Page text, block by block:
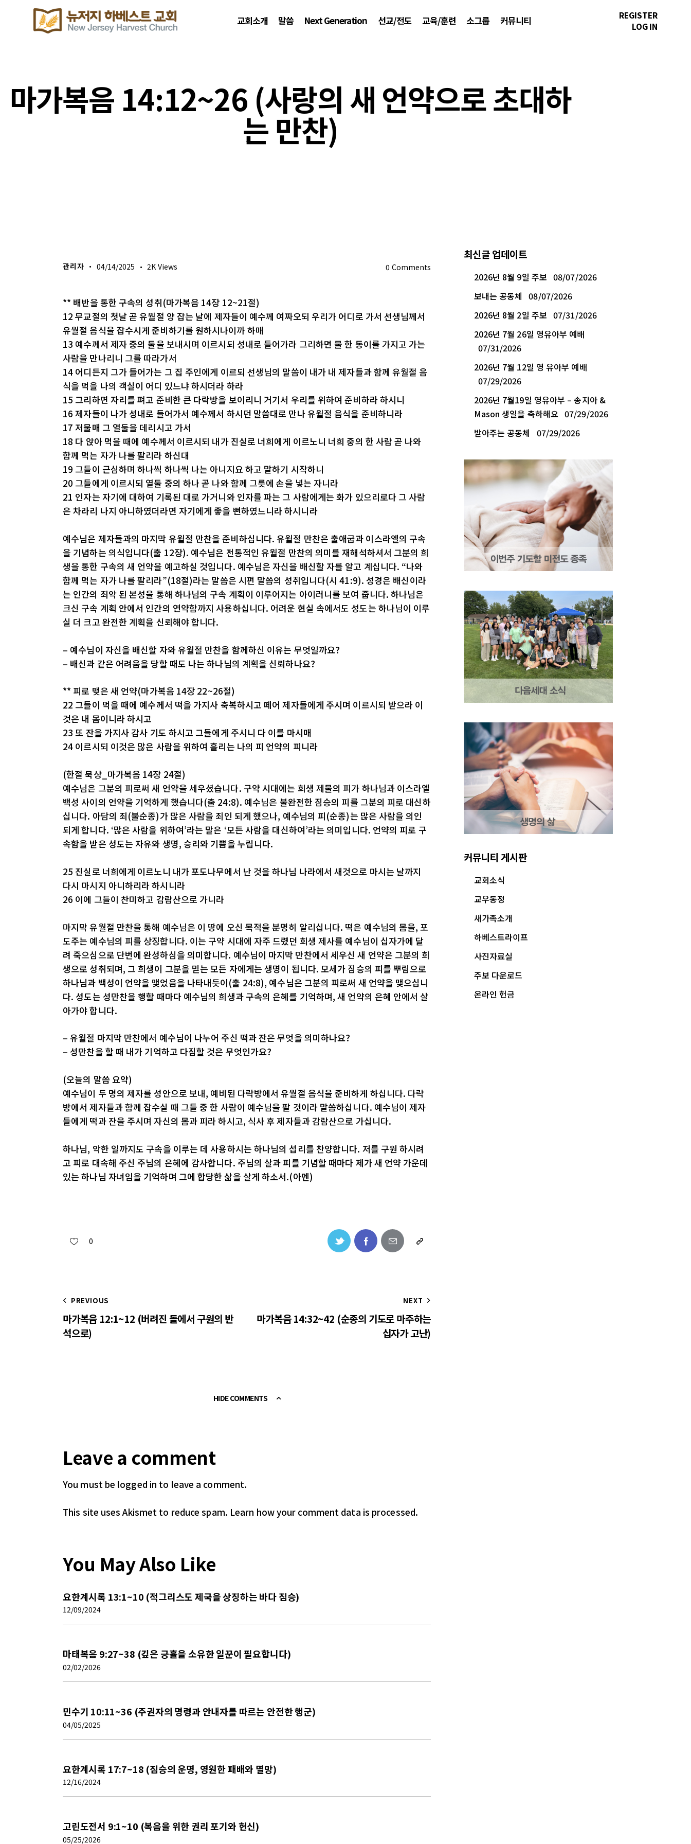
교회소개 말씀 Next Generation 선교/전도 교육/훈련 소그룹 커뮤니티
REGISTER
LOG IN
마가복음 14:12~26 (사랑의 새 언약으로 초대하
는 만찬)
관리자 04/14/2025 2K Views 0 Comments
** 배반을 통한 구속의 성취(마가복음 14장 12~21절)
12 무교절의 첫날 곧 유월절 양 잡는 날에 제자들이 예수께 여짜오되 우리가 어디로 가서 선생님께서
유월절 음식을 잡수시게 준비하기를 원하시나이까 하매
13 예수께서 제자 중의 둘을 보내시며 이르시되 성내로 들어가라 그리하면 물 한 동이를 가지고 가는
사람을 만나리니 그를 따라가서
14 어디든지 그가 들어가는 그 집 주인에게 이르되 선생님의 말씀이 내가 내 제자들과 함께 유월절 음
식을 먹을 나의 객실이 어디 있느냐 하시더라 하라
15 그리하면 자리를 펴고 준비한 큰 다락방을 보이리니 거기서 우리를 위하여 준비하라 하시니
16 제자들이 나가 성내로 들어가서 예수께서 하시던 말씀대로 만나 유월절 음식을 준비하니라
17 저물매 그 열둘을 데리시고 가서
18 다 앉아 먹을 때에 예수께서 이르시되 내가 진실로 너희에게 이르노니 너희 중의 한 사람 곧 나와
함께 먹는 자가 나를 팔리라 하신대
19 그들이 근심하며 하나씩 하나씩 나는 아니지요 하고 말하기 시작하니
20 그들에게 이르시되 열둘 중의 하나 곧 나와 함께 그릇에 손을 넣는 자니라
21 인자는 자기에 대하여 기록된 대로 가거니와 인자를 파는 그 사람에게는 화가 있으리로다 그 사람
은 차라리 나지 아니하였더라면 자기에게 좋을 뻔하였느니라 하시니라
예수님은 제자들과의 마지막 유월절 만찬을 준비하십니다. 유월절 만찬은 출애굽과 이스라엘의 구속
을 기념하는 의식입니다(출 12장). 예수님은 전통적인 유월절 만찬의 의미를 재해석하셔서 그분의 희
생을 통한 구속의 새 언약을 예고하실 것입니다. 예수님은 자신을 배신할 자를 알고 계십니다. “나와
함께 먹는 자가 나를 팔리라”(18절)라는 말씀은 시편 말씀의 성취입니다(시 41:9). 성경은 배신이라
는 인간의 죄악 된 본성을 통해 하나님의 구속 계획이 이루어지는 아이러니를 보여 줍니다. 하나님은
크신 구속 계획 안에서 인간의 연약함까지 사용하십니다. 어려운 현실 속에서도 성도는 하나님이 이루
실 더 크고 완전한 계획을 신뢰해야 합니다.
– 예수님이 자신을 배신할 자와 유월절 만찬을 함께하신 이유는 무엇일까요?
– 배신과 같은 어려움을 당할 때도 나는 하나님의 계획을 신뢰하나요?
** 피로 맺은 새 언약(마가복음 14장 22~26절)
22 그들이 먹을 때에 예수께서 떡을 가지사 축복하시고 떼어 제자들에게 주시며 이르시되 받으라 이
것은 내 몸이니라 하시고
23 또 잔을 가지사 감사 기도 하시고 그들에게 주시니 다 이를 마시매
24 이르시되 이것은 많은 사람을 위하여 흘리는 나의 피 언약의 피니라
(한절 묵상_마가복음 14장 24절)
예수님은 그분의 피로써 새 언약을 세우셨습니다. 구약 시대에는 희생 제물의 피가 하나님과 이스라엘
백성 사이의 언약을 기억하게 했습니다(출 24:8). 예수님은 불완전한 짐승의 피를 그분의 피로 대신하
십니다. 아담의 죄(불순종)가 많은 사람을 죄인 되게 했으나, 예수님의 피(순종)는 많은 사람을 의인
되게 합니다. ‘많은 사람을 위하여’라는 말은 ‘모든 사람을 대신하여’라는 의미입니다. 언약의 피로 구
속함을 받은 성도는 자유와 생명, 승리와 기쁨을 누립니다.
25 진실로 너희에게 이르노니 내가 포도나무에서 난 것을 하나님 나라에서 새것으로 마시는 날까지
다시 마시지 아니하리라 하시니라
26 이에 그들이 찬미하고 감람산으로 가니라
마지막 유월절 만찬을 통해 예수님은 이 땅에 오신 목적을 분명히 알리십니다. 떡은 예수님의 몸을, 포
도주는 예수님의 피를 상징합니다. 이는 구약 시대에 자주 드렸던 희생 제사를 예수님이 십자가에 달
려 죽으심으로 단번에 완성하심을 의미합니다. 예수님이 마지막 만찬에서 세우신 새 언약은 그분의 희
생으로 성취되며, 그 희생이 그분을 믿는 모든 자에게는 생명이 됩니다. 모세가 짐승의 피를 뿌림으로
하나님과 백성이 언약을 맺었음을 나타내듯이(출 24:8), 예수님은 그분의 피로써 새 언약을 맺으십니
다. 성도는 성만찬을 행할 때마다 예수님의 희생과 구속의 은혜를 기억하며, 새 언약의 은혜 안에서 살
아가야 합니다.
– 유월절 마지막 만찬에서 예수님이 나누어 주신 떡과 잔은 무엇을 의미하나요?
– 성만찬을 할 때 내가 기억하고 다짐할 것은 무엇인가요?
(오늘의 말씀 요약)
예수님이 두 명의 제자를 성안으로 보내, 예비된 다락방에서 유월절 음식을 준비하게 하십니다. 다락
방에서 제자들과 함께 잡수실 때 그들 중 한 사람이 예수님을 팔 것이라 말씀하십니다. 예수님이 제자
들에게 떡과 잔을 주시며 자신의 몸과 피라 하시고, 식사 후 제자들과 감람산으로 가십니다.
하나님, 악한 일까지도 구속을 이루는 데 사용하시는 하나님의 섭리를 찬양합니다. 저를 구원 하시려
고 피로 대속해 주신 주님의 은혜에 감사합니다. 주님의 살과 피를 기념할 때마다 제가 새 언약 가운데
있는 하나님 자녀임을 기억하며 그에 합당한 삶을 살게 하소서.(아멘)
0
PREVIOUS
마가복음 12:1~12 (버려진 돌에서 구원의 반
석으로)
NEXT
마가복음 14:32~42 (순종의 기도로 마주하는
십자가 고난)
HIDE COMMENTS
Leave a comment
You must be logged in to leave a comment.
This site uses Akismet to reduce spam. Learn how your comment data is processed.
You May Also Like
요한계시록 13:1~10 (적그리스도 제국을 상징하는 바다 짐승)
12/09/2024
마태복음 9:27~38 (깊은 긍휼을 소유한 일꾼이 필요합니다)
02/02/2026
민수기 10:11~36 (주권자의 명령과 안내자를 따르는 안전한 행군)
04/05/2025
요한계시록 17:7~18 (짐승의 운명, 영원한 패배와 멸망)
12/16/2024
고린도전서 9:1~10 (복음을 위한 권리 포기와 헌신)
05/25/2026
최신글 업데이트
2026년 8월 9일 주보 08/07/2026
보내는 공동체 08/07/2026
2026년 8월 2일 주보 07/31/2026
2026년 7월 26일 영유아부 예배
07/31/2026
2026년 7월 12일 영 유아부 예배
07/29/2026
2026년 7월19일 영유아부 – 송지아 &
Mason 생일을 축하해요 07/29/2026
받아주는 공동체
07/29/2026
커뮤니티 게시판
교회소식
교우동정
새가족소개
하베스트라이프
사진자료실
주보 다운로드
온라인 헌금